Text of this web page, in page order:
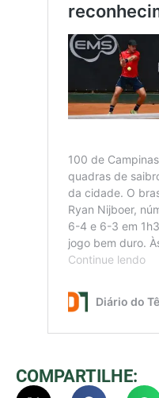
COMPARTILHE: